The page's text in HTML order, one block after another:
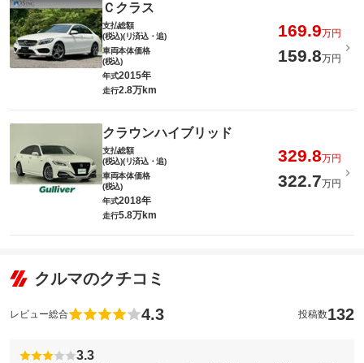
Ｃクラス
支払総額
(税込)(リ済込・追)
169.9万円
車両本体価格
(税込)
159.8万円
年式2015年
走行2.8万km
クラウンハイブリッド
支払総額
(税込)(リ済込・追)
329.8万円
車両本体価格
(税込)
322.7万円
年式2018年
走行5.8万km
クルマのクチコミ
レビュー総合 4.3 投稿数132
3.3